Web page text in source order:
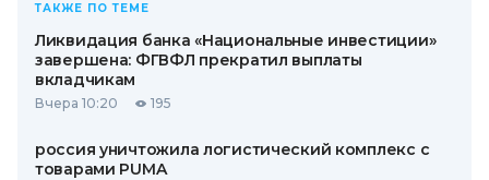
ТАКЖЕ ПО ТЕМЕ
Ликвидация банка «Национальные инвестиции»
завершена: ФГВФЛ прекратил выплаты
вкладчикам
Вчера 10:20 195
россия уничтожила логистический комплекс с
товарами PUMA